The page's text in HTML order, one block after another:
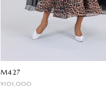
M427
¥101,000